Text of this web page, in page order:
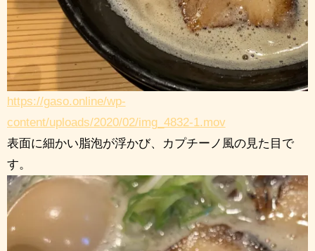
https://gaso.online/wp-
content/uploads/2020/02/img_4832-1.mov
表面に細かい脂泡が浮かび、カプチーノ風の見た目で
す。